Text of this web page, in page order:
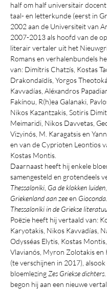
half om half universitair
taal- en letterkunde (eerst in
2002 aan de Universiteit van
2007-2013 als hoofd van de
literair vertaler uit het
Romans en verhalenbundels
van: Dimítris Chatzís, Kostas
Drakondaïdís, Yorgos
Kavvadías, Aléxandros
Fakínou, R(h)ea Galanaki,
Nikos Kazantzakis, Sotiris
Meimaridi, Nikos Davvetas,
Vizyinós, M. Karagatsis en
en van de Cyprioten Leontios
Kostas Montis.
Daarnaast heeft hij enkele
samengesteld en grotendeels
Thessaloníki Ga de klokken luiden
Griekenland aan zee en
Thessaloníki in de Griekse
Poëzie heeft hij vertaald van:
Karyotakis, Nikos Kavvadías,
Odysséas Elytis, Kostas
Vlavianós, Myron Zolotakis en
(te verschijnen in 2017), alsook
bloemlezing Zes Griekse dichters
begon hij aan een nieuwe